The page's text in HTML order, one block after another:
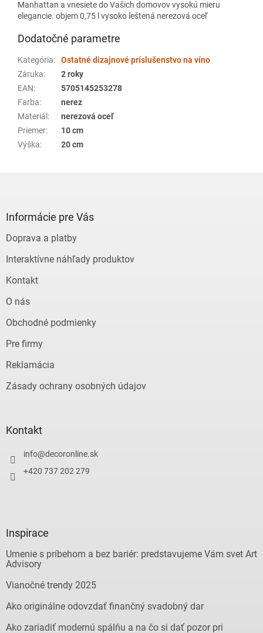
Manhattan a vnesiete do Vašich domovov vysokú mieru
elegancie. objem 0,75 l vysoko leštená nerezová oceľ
Dodatočné parametre
Kategória:
Ostatné dizajnové príslušenstvo na víno
Záruka:
2 roky
EAN:
5705145253278
Farba:
nerez
Materiál :
nerezová oceľ
Priemer:
10 cm
Výška: 20 cm
Informácie pre Vás
Doprava a platby
Interaktívne náhľady produktov
Kontakt
O nás
Obchodné podmienky
Pre firmy
Reklamácia
Zásady ochrany osobných údajov
Kontakt
info@decoronline.sk
+420 737 202 279
Inspirace
Umenie s príbehom a bez bariér: predstavujeme Vám svet Art
Advisory
Vianočné trendy 2025
Ako originálne odovzdať finančný svadobný dar
Ako zariadiť modernú spálňu a na čo si dať pozor pri